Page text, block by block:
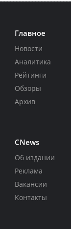
Главное
Новости
Аналитика
Рейтинги
Обзоры
Архив
CNews
Об издании
Реклама
Вакансии
Контакты